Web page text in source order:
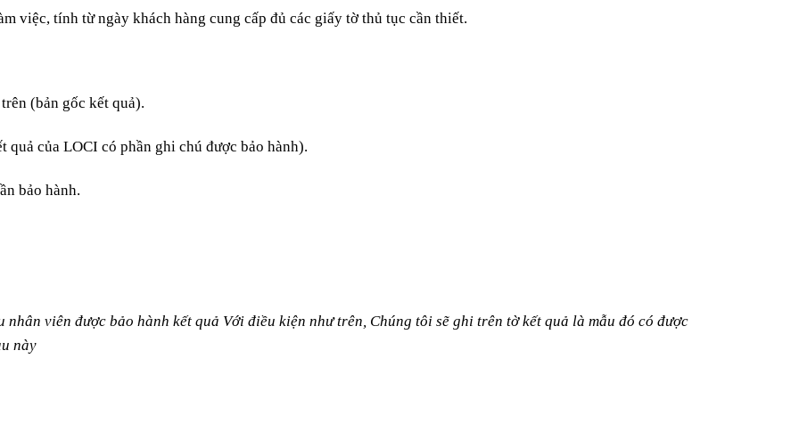
việc, tính từ ngày khách hàng cung cấp đủ các giấy tờ thủ tục cần thiết.
(bản gốc kết quả).
của LOCI có phần ghi chú được bảo hành).
bảo hành.
nhân viên được bảo hành kết quả Với điều kiện như trên, Chúng tôi sẽ ghi trên tờ kết quả là mẫu đó có được
này